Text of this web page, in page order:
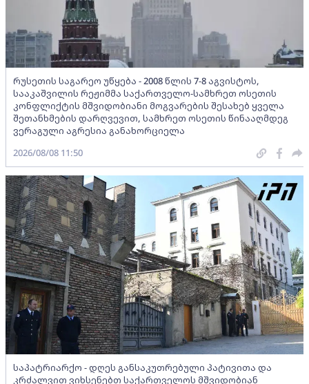
რუსეთის საგარეო უწყება - 2008 წლის 7-8 აგვისტოს,
სააკაშვილის რეჟიმმა საქართველო-სამხრეთ ოსეთის
კონფლიქტის მშვიდობიანი მოგვარების შესახებ ყველა
შეთანხმების დარღვევით, სამხრეთ ოსეთის წინააღმდეგ
ვერაგული აგრესია განახორციელა
2026/08/08 11:50
საპატრიარქო - დღეს განსაკუთრებული პატივითა და
კრძალვით ვიხსენებთ საქართველოს მშვიდობიან